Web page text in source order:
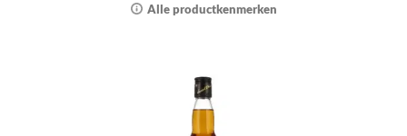
Alle productkenmerken